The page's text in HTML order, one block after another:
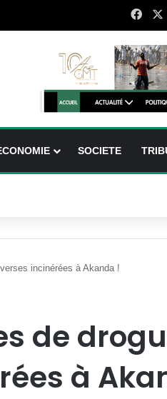
SOCIETE
incinérées à Akanda !
de
à